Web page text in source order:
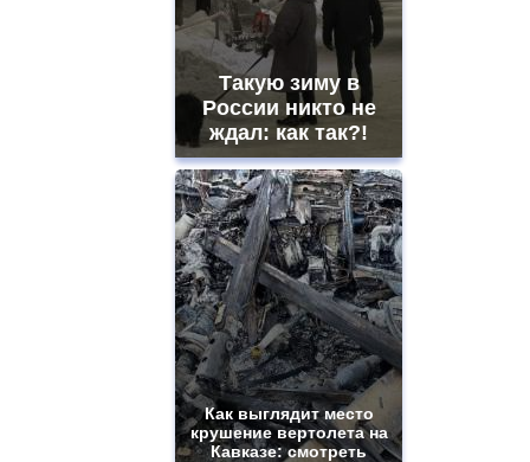
Такую зиму в
России никто не
ждал: как так?!
Как выглядит место
крушение вертолета на
Кавказе: смотреть